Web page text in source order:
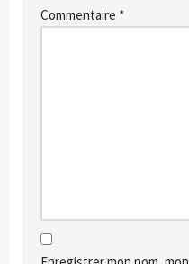
Commentaire *